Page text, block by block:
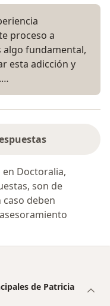
proceso a
algo fundamental,
esta adicción y
Doctoralia,
son de
deben
de Patricia